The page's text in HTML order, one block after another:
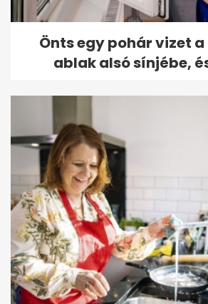
Önts egy pohár vizet
ablak alsó sínjébe,